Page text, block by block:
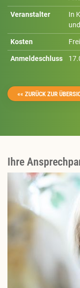
Veranstalter
In
Kosten
Frei
Anmeldeschluss
«« ZURÜCK ZUR
Ihre